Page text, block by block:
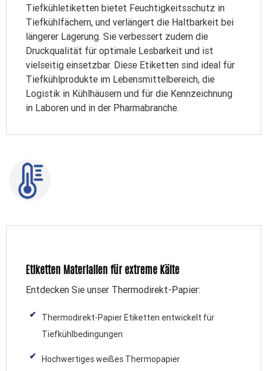
Tiefkühletiketten bietet Feuchtigkeitsschutz in
Tiefkühlfächern, und verlängert die Haltbarkeit bei
längerer Lagerung. Sie verbessert zudem die
Druckqualität für optimale Lesbarkeit und ist
vielseitig einsetzbar. Diese Etiketten sind ideal für
Tiefkühlprodukte im Lebensmittelbereich, die
Logistik in Kühlhäusern und für die Kennzeichnung
in Laboren und in der Pharmabranche.
Etiketten Materialien für extreme Kälte
Entdecken Sie unser Thermodirekt-Papier:
Thermodirekt-Papier Etiketten entwickelt für
Tiefkühlbedingungen
Hochwertiges weißes Thermopapier